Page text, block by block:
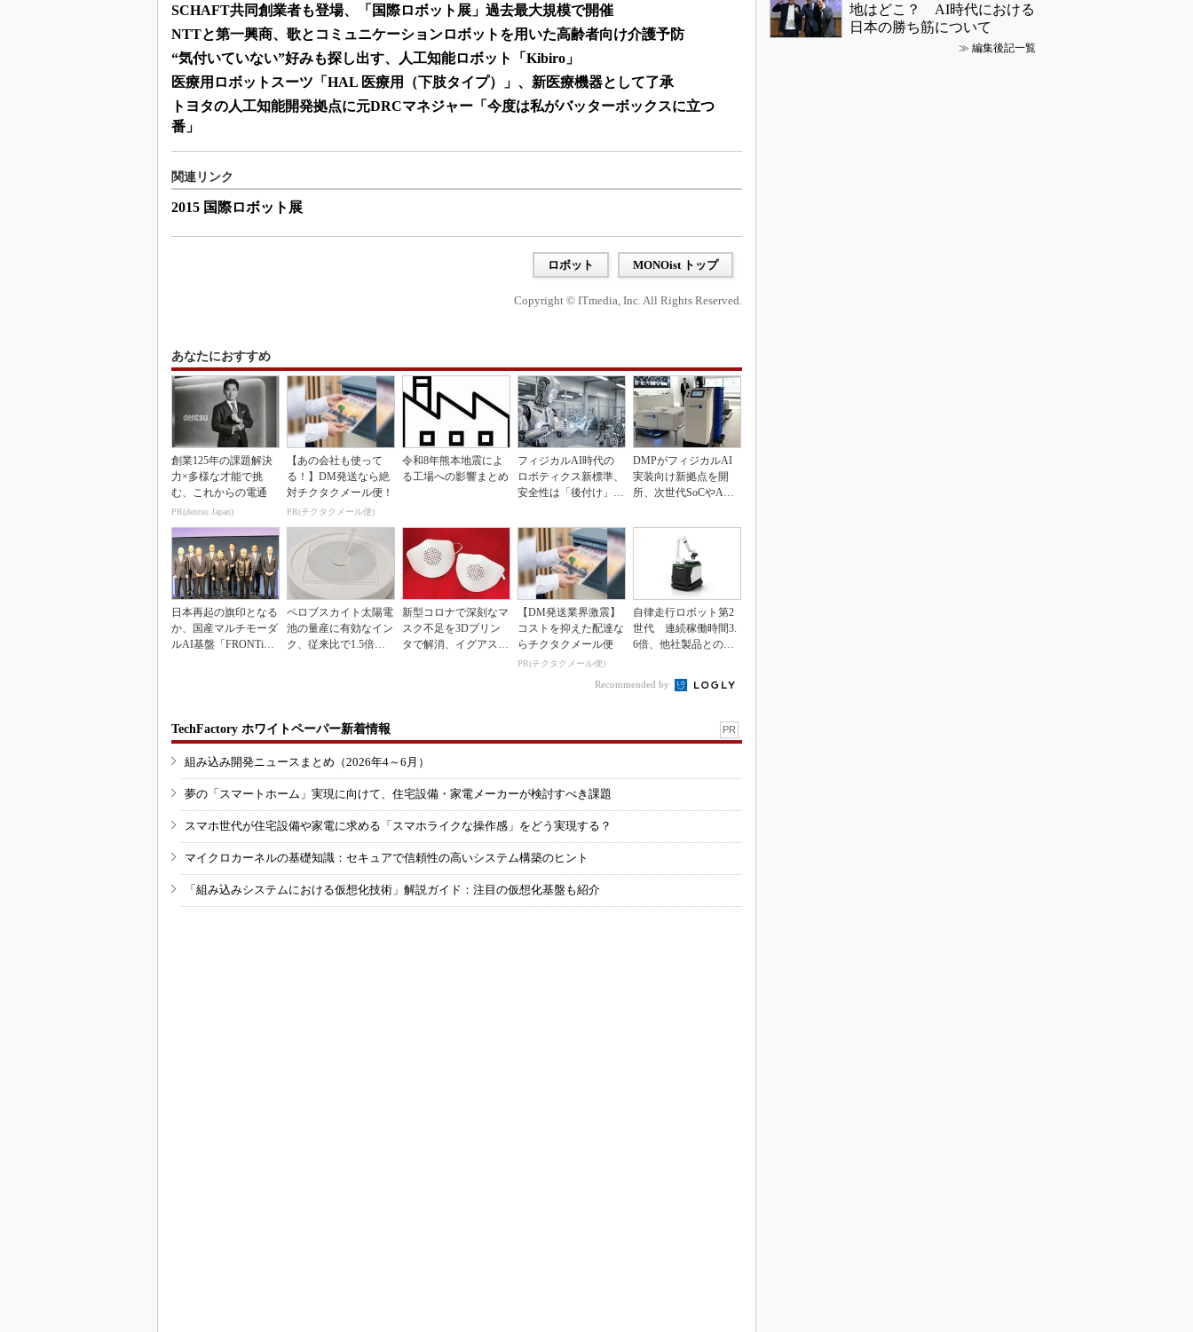
SCHAFT共同創業者も登場、「国際ロボット展」過去最大規模で開催
NTTと第一興商、歌とコミュニケーションロボットを用いた高齢者向け介護予防
“気付いていない”好みも探し出す、人工知能ロボット「Kibiro」
医療用ロボットスーツ「HAL 医療用（下肢タイプ）」、新医療機器として了承
トヨタの人工知能開発拠点に元DRCマネジャー「今度は私がバッターボックスに立つ
番」
関連リンク
2015 国際ロボット展
ロボット MONOist トップ
Copyright © ITmedia, Inc. All Rights Reserved.
あなたにおすすめ
創業125年の課題解決
力×多様な才能で挑
む、これからの電通
PR(dentsu Japan)
【あの会社も使って
る！】DM発送なら絶
対チクタクメール便！
PR(チクタクメール便)
令和8年熊本地震によ
る工場への影響まとめ
フィジカルAI時代の
ロボティクス新標準、
安全性は「後付け」で
DMPがフィジカルAI
実装向け新拠点を開
所、次世代SoCやAM
日本再起の旗印となる
か、国産マルチモーダ
ルAI基盤「FRONTi
ペロブスカイト太陽電
池の量産に有効なイン
ク、従来比で1.5倍の
新型コロナで深刻なマ
スク不足を3Dプリン
タで解消、イグアスが
【DM発送業界激震】
コストを抑えた配達な
らチクタクメール便
PR(チクタクメール便)
自律走行ロボット第2
世代 連続稼働時間3.
6倍、他社製品との連
Recommended by
TechFactory ホワイトペーパー新着情報 PR
組み込み開発ニュースまとめ（2026年4～6月）
夢の「スマートホーム」実現に向けて、住宅設備・家電メーカーが検討すべき課題
スマホ世代が住宅設備や家電に求める「スマホライクな操作感」をどう実現する？
マイクロカーネルの基礎知識：セキュアで信頼性の高いシステム構築のヒント
「組み込みシステムにおける仮想化技術」解説ガイド：注目の仮想化基盤も紹介
地はどこ？ AI時代における
日本の勝ち筋について
≫ 編集後記一覧